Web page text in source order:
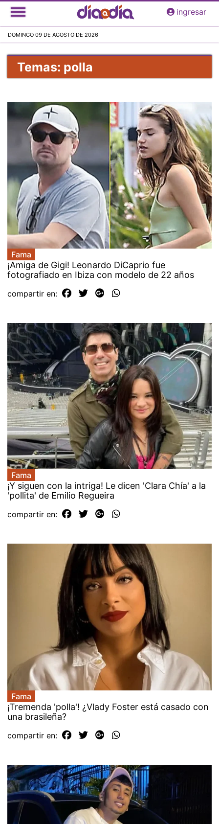
Pasar
al
principal
ingresar
DOMINGO 09 DE AGOSTO DE 2026
Temas: polla
Fama
¡Amiga de Gigi! Leonardo DiCaprio fue
fotografiado en Ibiza con modelo de 22 años
compartir en:
Fama
¡Y siguen con la intriga! Le dicen 'Clara Chía' a la
'pollita' de Emilio Regueira
compartir en:
Fama
¡Tremenda 'polla'! ¿Vlady Foster está casado con
una brasileña?
compartir en: